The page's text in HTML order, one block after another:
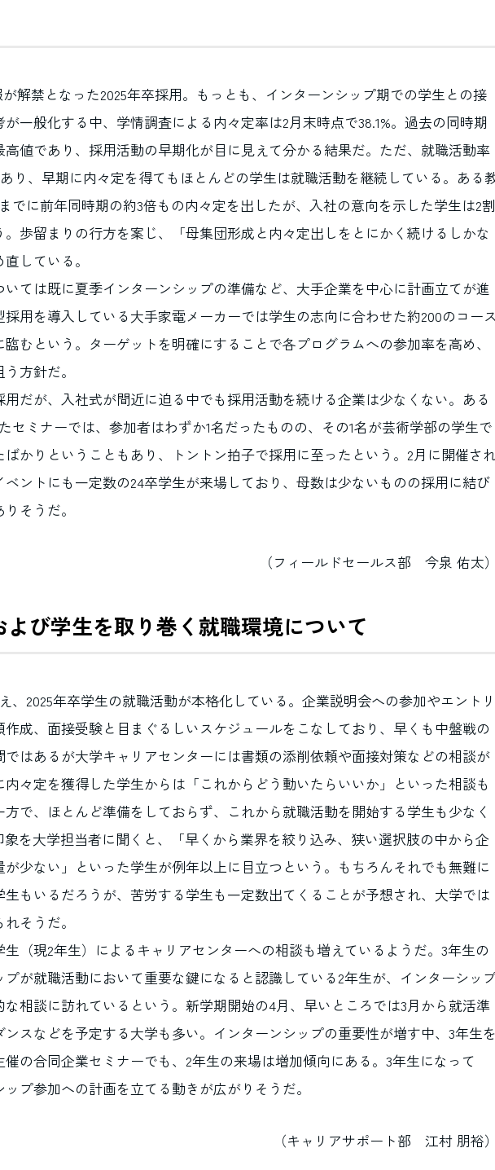
解禁となった2025年卒採用。もっとも、インターンシップ期での学生との接
一般化する中、学情調査による内々定率は2月末時点で38.1%。過去の同時期
値であり、採用活動の早期化が目に見えて分かる結果だ。ただ、就職活動率
り、早期に内々定を得てもほとんどの学生は就職活動を継続している。ある
でに前年同時期の約3倍もの内々定を出したが、入社の意向を示した学生は2割
。歩留まりの行方を案じ、「母集団形成と内々定出しをとにかく続けるしかな
している。
ては既に夏季インターンシップの準備など、大手企業を中心に計画立てが進
採用を導入している大手家電メーカーでは学生の志向に合わせた約200のコー
むという。ターゲットを明確にすることで各プログラムへの参加率を高め、
方針だ。
だが、入社式が間近に迫る中でも採用活動を続ける企業は少なくない。ある
セミナーでは、参加者はわずか1名だったものの、その1名が芸術学部の学生で
かりということもあり、トントン拍子で採用に至ったという。2月に開催さ
ントにも一定数の24卒学生が来場しており、母数は少ないものの採用に結び
そうだ。
（フィールドセールス部 今泉 佑太
び学生を取り巻く就職環境について
、2025年卒学生の就職活動が本格化している。企業説明会への参加やエントリ
作成、面接受験と目まぐるしいスケジュールをこなしており、早くも中盤戦の
はあるが大学キャリアセンターには書類の添削依頼や面接対策などの相談が
々定を獲得した学生からは「これからどう動いたらいいか」といった相談も
で、ほとんど準備をしておらず、これから就職活動を開始する学生も少なく
象を大学担当者に聞くと、「早くから業界を絞り込み、狭い選択肢の中から企
少ない」といった学生が例年以上に目立つという。もちろんそれでも無難に
もいるだろうが、苦労する学生も一定数出てくることが予想され、大学では
そうだ。
（現2年生）によるキャリアセンターへの相談も増えているようだ。3年生の
が就職活動において重要な鍵になると認識している2年生が、インターシッ
な相談に訪れているという。新学期開始の4月、早いところでは3月から就活準
スなどを予定する大学も多い。インターンシップの重要性が増す中、3年生
の合同企業セミナーでも、2年生の来場は増加傾向にある。3年生になって
プ参加への計画を立てる動きが広がりそうだ。
（キャリアサポート部 江村 朋裕